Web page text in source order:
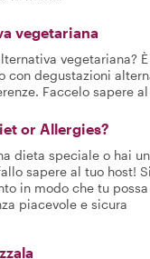
vegetariana
vegetariana?
con degustazioni
Faccelo sapere
or Allergies?
dieta speciale o hai
sapere al tuo host!
in modo che tu
piacevole e sicura